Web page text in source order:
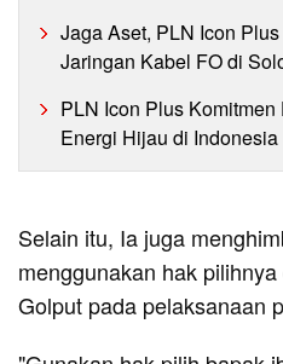
Jaga Aset, PLN Icon
Jaringan Kabel FO di
PLN Icon Plus
Energi Hijau di Indonesia
Selain itu, Ia juga
menggunakan hak
Golput pada pelaksanaan